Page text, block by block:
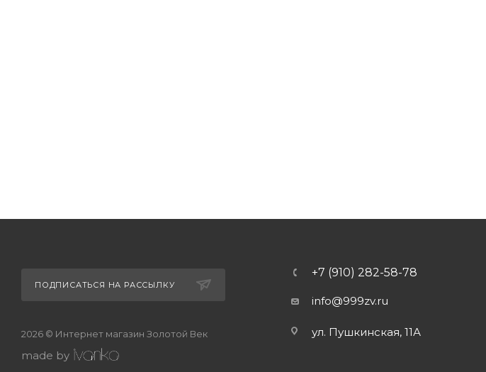
ПОДПИСАТЬСЯ НА РАССЫЛКУ
2026 © Интернет магазин Золотой Век
made by
+7 (910) 282-58-78
info@999zv.ru
ул. Пушкинская, 11А